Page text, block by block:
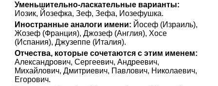
Уменьшительно-ласкательные варианты:
Иозик, Йозефка, Зеф, Зефа, Иозефушка.
Иностранные аналоги имени: Йосеф (Израиль),
Жозеф (Франция), Джозеф (Англия), Хосе
(Испания), Джузеппе (Италия).
Отчества, которые сочетаются с этим именем:
Александрович, Сергеевич, Андреевич,
Михайлович, Дмитриевич, Павлович, Николаевич,
Егорович.